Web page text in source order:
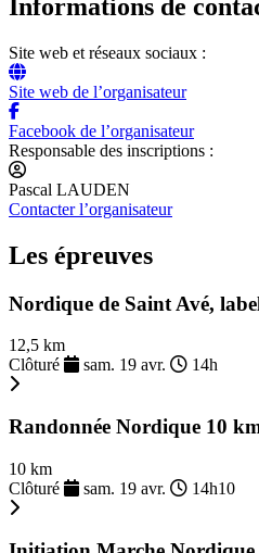
Informations de
Site web et réseaux sociaux :
Site web de l’organisateur
Facebook de l’organisateur
Responsable des inscriptions :
Pascal LAUDEN
Contacter l’organisateur
Les épreuves
Nordique de Saint Avé,
12,5 km
Clôturé
sam. 19 avr. 14h
Randonnée Nordique 10
10 km
Clôturé
sam. 19 avr. 14h10